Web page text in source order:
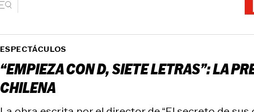
ESPECTÁCULOS
“EMPIEZA CON D, SIETE LETRAS”: LA
CHILENA